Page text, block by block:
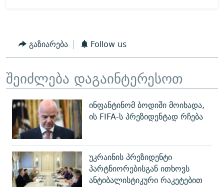
გაზიარება Follow us
შეიძლება დაგაინტერესოთ
ინფანტინომ ბოდიში მოიხადა,
ის FIFA-ს პრეზიდენტად რჩება
უკრაინის პრეზიდენტი
პარტნიორებისგან ითხოვს
ანტიბალისტიკური რაკეტებით